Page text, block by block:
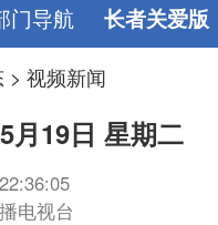
门导航 长者关爱版
>视频新闻
月19日 星期二
电视台